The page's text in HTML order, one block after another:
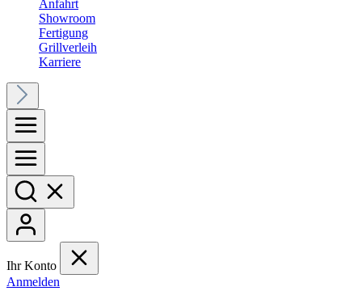
Anfahrt
Showroom
Fertigung
Grillverleih
Karriere
Ihr Konto
Anmelden